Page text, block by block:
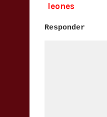
leones
Responder